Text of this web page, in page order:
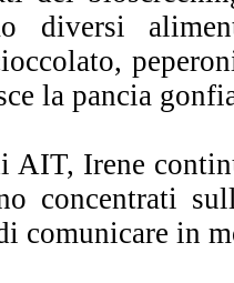
diversi
la pancia
AIT, Irene
concentrati
comunicare in